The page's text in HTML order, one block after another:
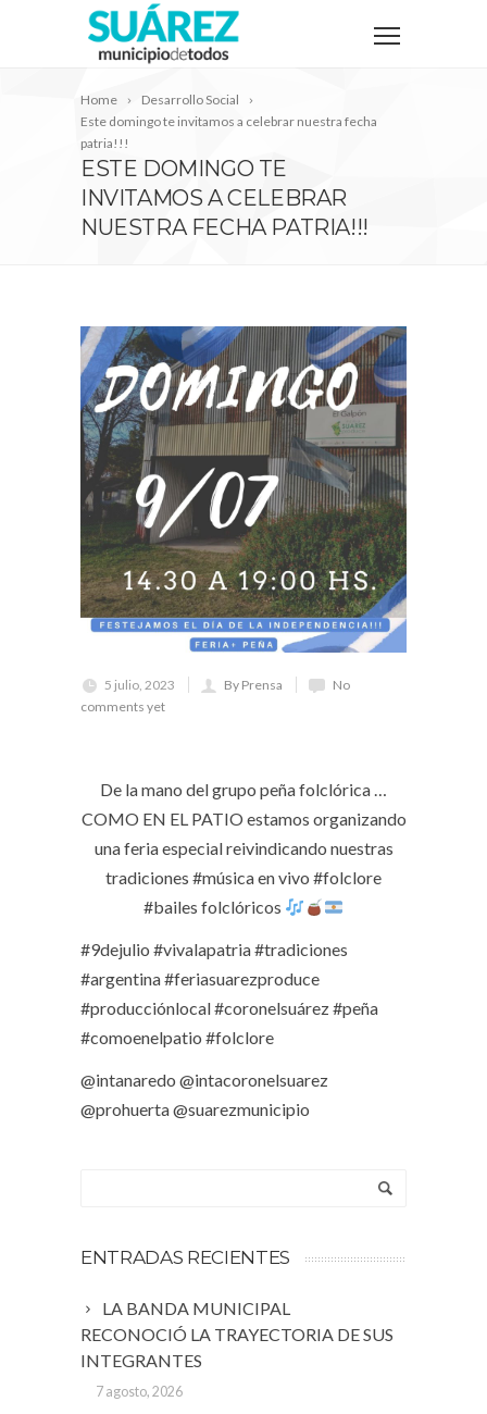
Home
Desarrollo Social
Este domingo te invitamos a celebrar nuestra fecha
patria!!!
ESTE DOMINGO TE
INVITAMOS A CELEBRAR
NUESTRA FECHA PATRIA!!!
5 julio, 2023 By Prensa
No
comments yet
De la mano del grupo peña folclórica …
COMO EN EL PATIO estamos organizando
una feria especial reivindicando nuestras
tradiciones #música en vivo #folclore
#bailes folclóricos
#9dejulio #vivalapatria #tradiciones
#argentina #feriasuarezproduce
#producciónlocal #coronelsuárez #peña
#comoenelpatio #folclore
@intanaredo @intacoronelsuarez
@prohuerta @suarezmunicipio
ENTRADAS RECIENTES
LA BANDA MUNICIPAL
RECONOCIÓ LA TRAYECTORIA DE SUS
INTEGRANTES
7 agosto, 2026